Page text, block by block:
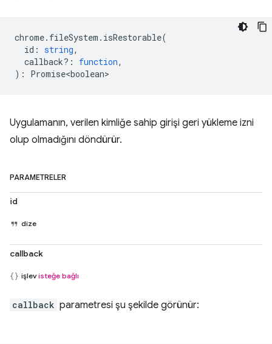
chrome. fileSystem . isRestorable(
id : string,
callback? : function,
) : Promise<boolean>
Uygulamanın, verilen kimliğe sahip girişi geri yükleme izni
olup olmadığını döndürür.
PARAMETRELER
id
dize
callback
işlevisteğe bağlı
callback parametresi şu şekilde görünür: